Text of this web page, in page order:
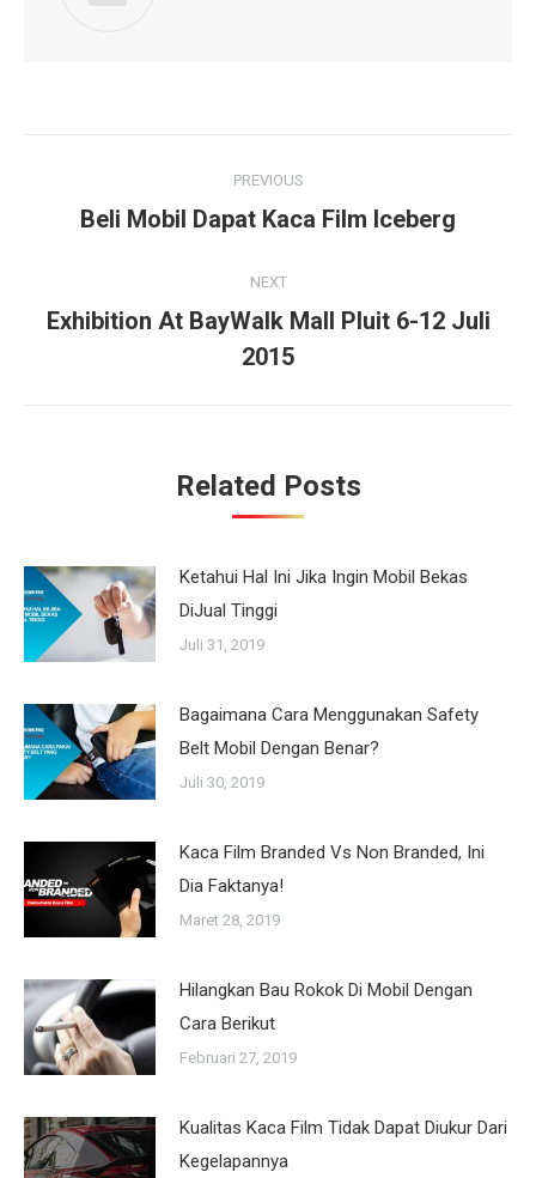
navigation
PREVIOUS
Previous
Beli Mobil Dapat Kaca Film Iceberg
NEXT
Next
post:
Exhibition At BayWalk Mall Pluit 6-12 Juli
2015
Related Posts
Ketahui Hal Ini Jika Ingin Mobil Bekas
DiJual Tinggi
Juli 31, 2019
Bagaimana Cara Menggunakan Safety
Belt Mobil Dengan Benar?
Juli 30, 2019
Kaca Film Branded Vs Non Branded, Ini
Dia Faktanya!
Maret 28, 2019
Hilangkan Bau Rokok Di Mobil Dengan
Cara Berikut
Februari 27, 2019
Kualitas Kaca Film Tidak Dapat Diukur Dari
Kegelapannya